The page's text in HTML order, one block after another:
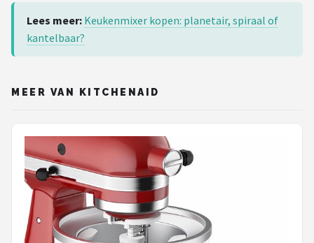
Lees meer: Keukenmixer kopen: planetair, spiraal of
kantelbaar?
MEER VAN KITCHENAID